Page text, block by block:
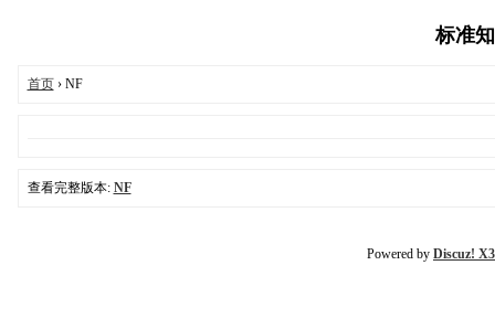
标准
首页› NF
查看完整版本: NF
Powered by Discuz!